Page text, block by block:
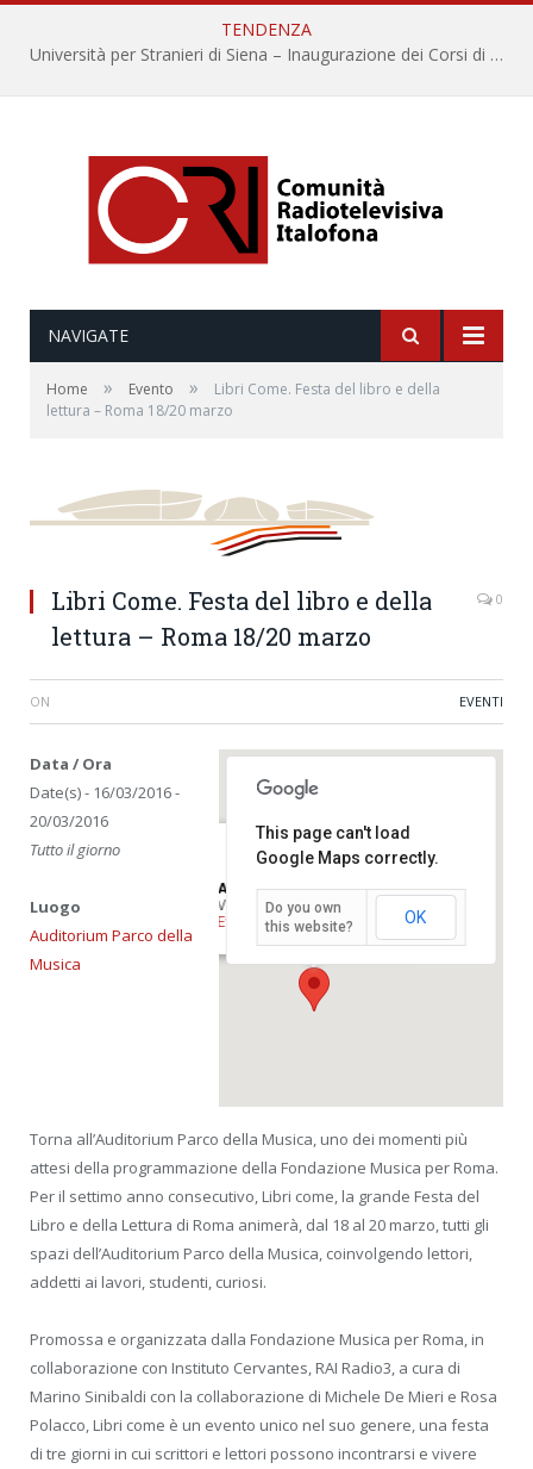
TENDENZA
Università per Stranieri di Siena – Inaugurazione dei Corsi di Lingua e Cultura Italiana, 109a annata
NAVIGATE
Home » Evento »
Libri Come. Festa del libro e della
lettura – Roma 18/20 marzo
Libri Come. Festa del libro e della
lettura – Roma 18/20 marzo
0
ON EVENTI
Auditorium Parco della Musica
Viale P.De Coubertin 30 - roma
Eventi
This page can't load
Google Maps correctly.
Do you own
this website?
OK
Data / Ora
Date(s) - 16/03/2016 -
20/03/2016
Tutto il giorno
Luogo
Auditorium Parco della
Musica
Torna all’Auditorium Parco della Musica, uno dei momenti più
attesi della programmazione della Fondazione Musica per Roma.
Per il settimo anno consecutivo, Libri come, la grande Festa del
Libro e della Lettura di Roma animerà, dal 18 al 20 marzo, tutti gli
spazi dell’Auditorium Parco della Musica, coinvolgendo lettori,
addetti ai lavori, studenti, curiosi.
Promossa e organizzata dalla Fondazione Musica per Roma, in
collaborazione con Instituto Cervantes, RAI Radio3, a cura di
Marino Sinibaldi con la collaborazione di Michele De Mieri e Rosa
Polacco, Libri come è un evento unico nel suo genere, una festa
di tre giorni in cui scrittori e lettori possono incontrarsi e vivere